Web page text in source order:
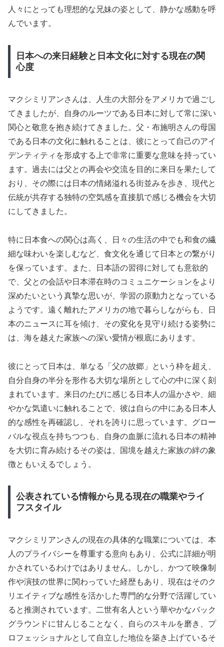
人々にとっても理想的な兄妹の姿として、静かな感動を呼
んでいます。
日本への来日経験と日本文化に対する現在の関
心度
マクシミリアンさんは、人生の大部分をアメリカで過ごし
てきましたが、自身のルーツである日本に対して常に深い
関心と敬意を抱き続けてきました。父・布施明さんの母国
である日本の文化に触れることは、彼にとって自己のアイ
デンティティを形成する上で非常に重要な意味を持ってい
ます。過去には父との再会や交流を目的に来日を果たして
おり、その際には日本の情緒溢れる街並みを歩き、現代と
伝統が共存する独特の空気感を直接肌で感じる機会を大切
にしてきました。
特に日本食への関心は高く、日々の生活の中でも和食の繊
細な味わいを楽しむなど、食文化を通じて日本との繋がり
を保っています。また、日本語の習得に対しても意欲的
で、父との会話や日本滞在時のコミュニケーションをより
深めたいという真摯な思いが、学習の原動力となっている
ようです。遠く離れたアメリカの地で暮らしながらも、日
本のニュースに耳を傾け、その変化を見守り続ける姿勢に
は、海を越えた家族への深い愛情が根底にあります。
彼にとって日本は、単なる「父の故郷」という枠を超え、
自分自身の半分を形作る大切な場所として心の中に深く刻
まれています。来日のたびに感じる日本人の温かさや、細
やかな気遣いに触れることで、彼は自らの中にある日本人
的な感性を再確認し、それを誇りに思っています。グロー
バルな視点を持ちつつも、自身の血脈に流れる日本の精神
を大切に育み続けるその姿は、国境を越えた家族の絆の象
徴ともいえるでしょう。
公表されている情報から見る現在の職業やライ
フスタイル
マクシミリアンさんの現在の具体的な職業については、本
人のプライバシーを尊重する意向もあり、公式に詳細が明
かされているわけではありません。しかし、かつて映像制
作や演技の世界に関わっていた経歴もあり、現在はそのク
リエイティブな感性を活かした専門的な分野で活躍してい
ると推測されています。二世有名人という華やかなバック
グラウンドに甘んじることなく、自らのスキルを磨き、プ
ロフェッショナルとして自立した地位を築き上げているそ